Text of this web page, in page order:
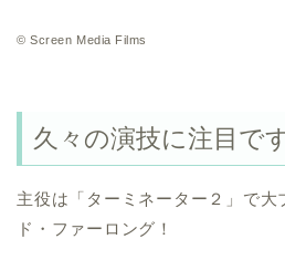
© Screen Media Films
久々の演技に注目で
主役は「ターミネーター２」で大
ド・ファーロング！